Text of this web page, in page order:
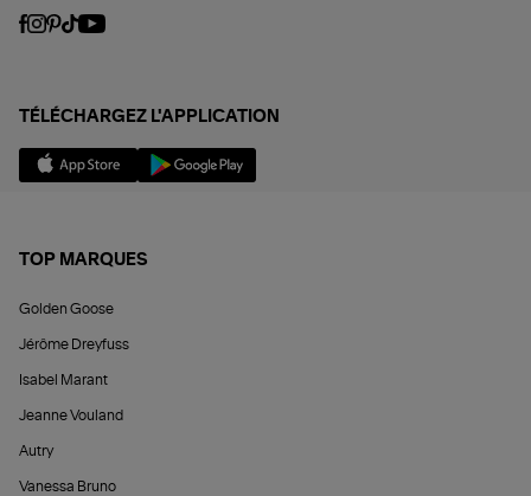
TÉLÉCHARGEZ L'APPLICATION
TOP MARQUES
Golden Goose
Jérôme Dreyfuss
Isabel Marant
Jeanne Vouland
Autry
Vanessa Bruno